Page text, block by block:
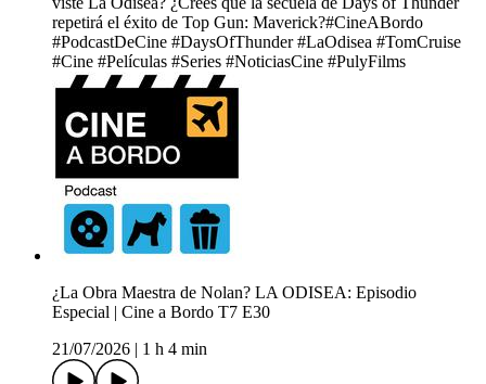
repetirá el éxito de Top Gun: Maverick?#CineABordo
#PodcastDeCine #DaysOfThunder #LaOdisea #TomCruise
#Cine #Películas #Series #NoticiasCine #PulyFilms
¿La Obra Maestra de Nolan? LA ODISEA: Episodio
Especial | Cine a Bordo T7 E30
21/07/2026
1 h 4 min